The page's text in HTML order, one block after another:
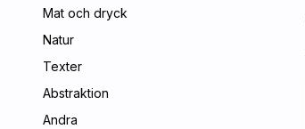
Mat och dryck
Natur
Texter
Abstraktion
Andra